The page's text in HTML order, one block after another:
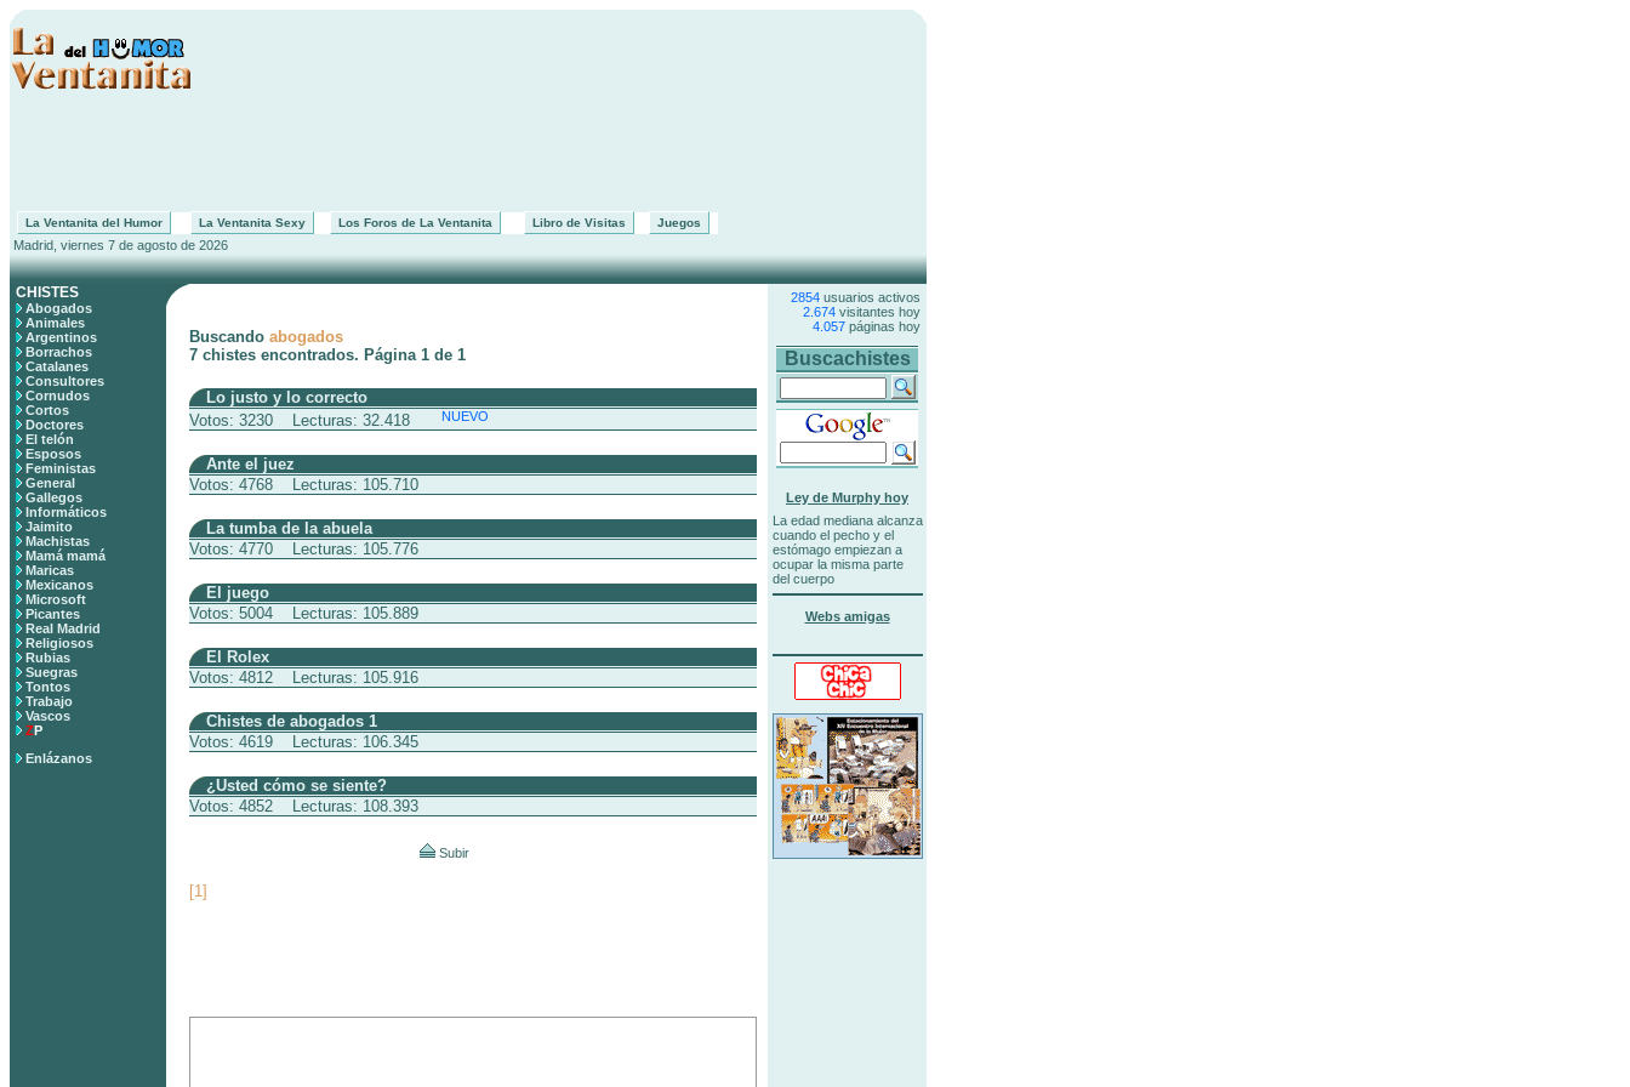
La Ventanita del Humor La Ventanita Sexy Los Foros de La Ventanita Libro de Visitas Juegos
Madrid, viernes 7 de agosto de 2026
CHISTES
Abogados
Animales
Argentinos
Borrachos
Catalanes
Consultores
Cornudos
Cortos
Doctores
El telón
Esposos
Feministas
General
Gallegos
Informáticos
Jaimito
Machistas
Mamá mamá
Maricas
Mexicanos
Microsoft
Picantes
Real Madrid
Religiosos
Rubias
Suegras
Tontos
Trabajo
Vascos
ZP
Enlázanos
Buscando abogados
7 chistes encontrados. Página 1 de 1
Lo justo y lo correcto
Votos: 3230 Lecturas: 32.418
NUEVO
Ante el juez
Votos: 4768 Lecturas: 105.710
La tumba de la abuela
Votos: 4770 Lecturas: 105.776
El juego
Votos: 5004 Lecturas: 105.889
El Rolex
Votos: 4812 Lecturas: 105.916
Chistes de abogados 1
Votos: 4619 Lecturas: 106.345
¿Usted cómo se siente?
Votos: 4852 Lecturas: 108.393
Subir
[1]
2854 usuarios activos
2.674 visitantes hoy
4.057 páginas hoy
Buscachistes
Ley de Murphy hoy
La edad mediana alcanza
cuando el pecho y el
estómago empiezan a
ocupar la misma parte
del cuerpo
Webs amigas